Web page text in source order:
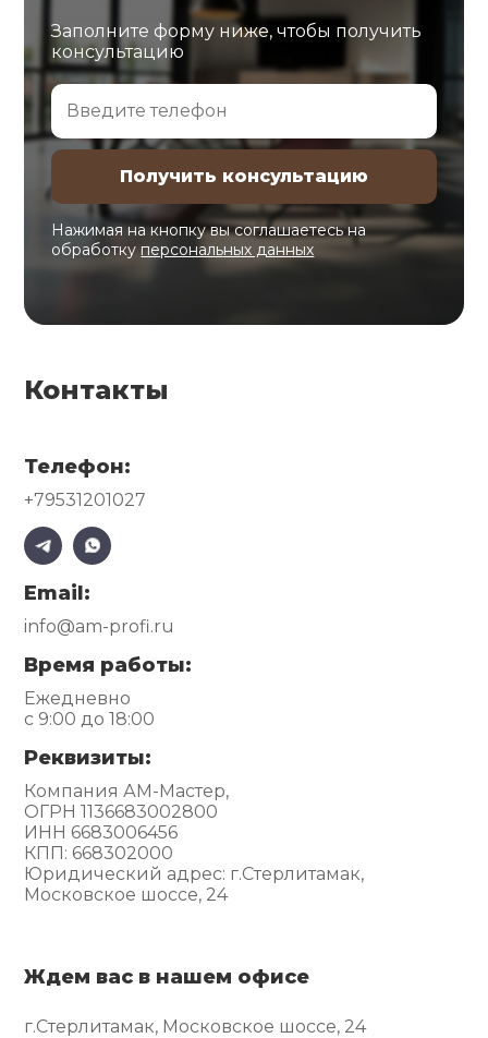
Заполните форму ниже, чтобы получить
консультацию
Нажимая на кнопку вы соглашаетесь на
обработкуперсональных данных
Контакты
Телефон:
+79531201027
Email:
info@am-profi.ru
Время работы:
Ежедневно
с 9:00 до 18:00
Реквизиты:
Компания АМ-Мастер,
ОГРН 1136683002800
ИНН 6683006456
КПП: 668302000
Юридический адрес: г.Стерлитамак,
Московское шоссе, 24
Ждем вас в нашем офисе
г.Стерлитамак, Московское шоссе, 24